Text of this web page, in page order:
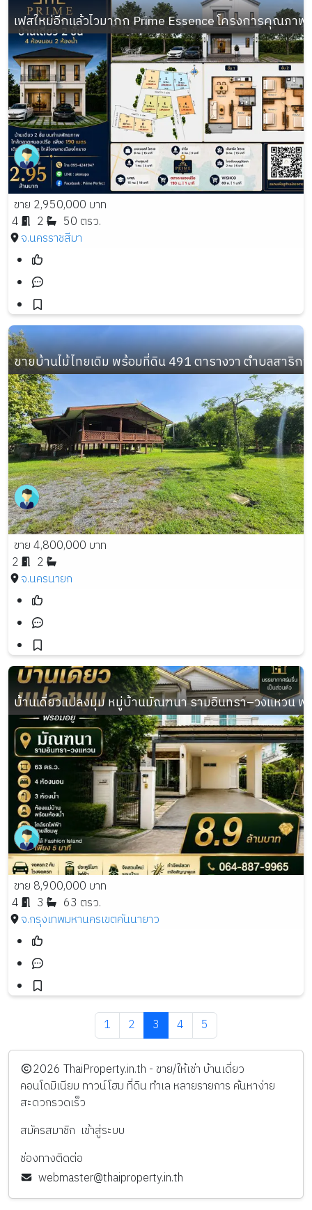
เฟสใหม่อีกแล้วไวมากก Prime Essence โครงการคุณภ
ขาย 2,950,000 บาท
4
2
50 ตรว.
จ.นครราชสีมา
ขายบ้านไม้ไทยเดิม พร้อมที่ดิน 491 ตารางวา ตำบลสาริ
ขาย 4,800,000 บาท
2
2
จ.นครนายก
บ้านเดี่ยวแปลงมุม หมู่บ้านมัณฑนา รามอินทรา–วงแหวน พ
ขาย 8,900,000 บาท
4
3
63 ตรว.
จ.กรุงเทพมหานครเขตคันนายาว
1 2 3 4 5
️2026 ThaiProperty.in.th - ขาย/ให้เช่า บ้านเดี่ยว
คอนโดมิเนียม ทาวน์โฮม ที่ดิน ทำเล หลายรายการ ค้นหาง่าย
สะดวกรวดเร็ว
สมัครสมาชิก เข้าสู่ระบบ
ช่องทางติดต่อ
webmaster@thaiproperty.in.th